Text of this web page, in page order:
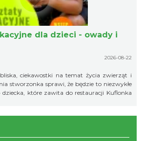
dla dzieci - owady i
2026-08-22
ciekawostki na temat życia zwierząt i
stworzonka sprawi, że będzie to niezwykłe
dziecka, które zawita do restauracji Kuflonka